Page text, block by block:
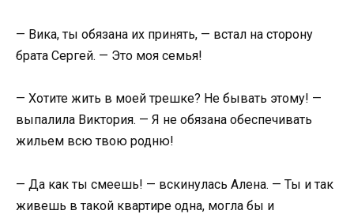
— Вика, ты обязана их принять, — встал на сторону
брата Сергей. — Это моя семья!
— Хотите жить в моей трешке? Не бывать этому! —
выпалила Виктория. — Я не обязана обеспечивать
жильем всю твою родню!
— Да как ты смеешь! — вскинулась Алена. — Ты и так
живешь в такой квартире одна, могла бы и